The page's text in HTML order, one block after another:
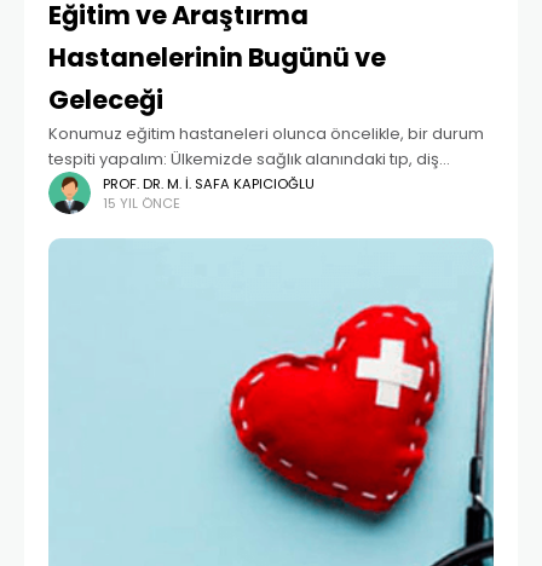
Eğitim ve Araştırma
Hastanelerinin Bugünü ve
Geleceği
Konumuz eğitim hastaneleri olunca öncelikle, bir durum
tespiti yapalım: Ülkemizde sağlık alanındaki tıp, diş
hekimliği, hemşirelik, diyetisyenlik, fizyoterapistlik gibi
lisans; acil tıp teknikerliği, anestezi teknikerliği gibi
önlisans seviyesindeki mesleki eğitimler
PROF. DR. M. İ. SAFA KAPICIOĞLU
15 YIL ÖNCE